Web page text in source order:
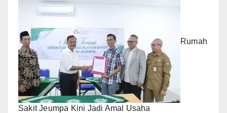
Rumah
Sakit Jeumpa Kini Jadi Amal Usaha